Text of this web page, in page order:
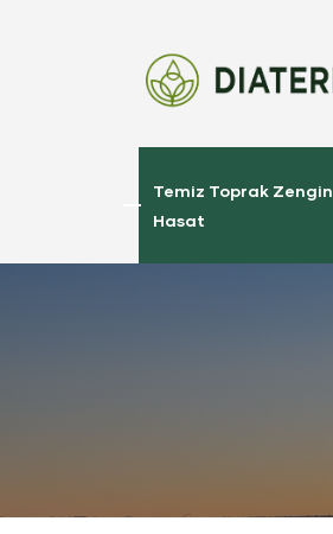
Temiz Toprak Zengin
Hasat